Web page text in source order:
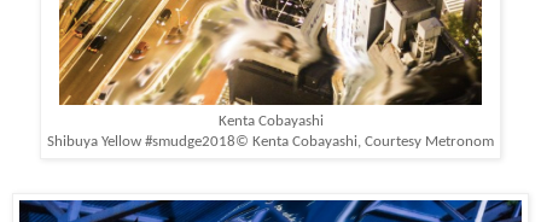
Kenta Cobayashi
Shibuya Yellow #smudge2018© Kenta Cobayashi, Courtesy Metronom